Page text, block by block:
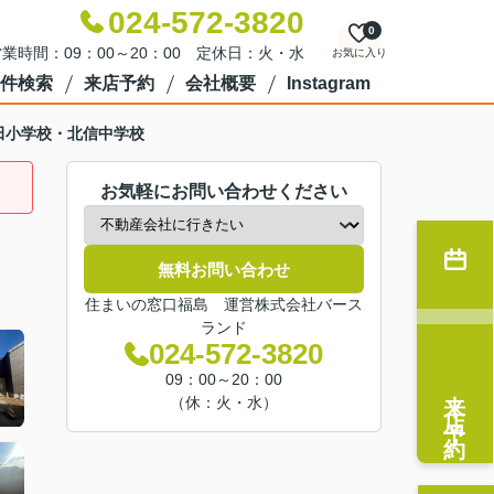
024-572-3820
時間：09：00～20：00 定休日：火・水 お気に入り
0
検索 来店予約 会社概要 Instagram
学校・北信中学校
お気軽にお問い合わせください
無料お問い合わせ
住まいの窓口福島 運営株式会社バース
ランド
024-572-3820
09：00～20：00
（休：火・水）
来店予約